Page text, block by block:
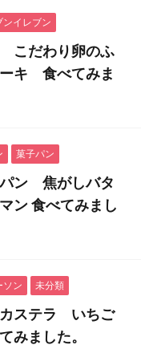
ンイレブン
こだわり卵のふ
キ 食べてみま
菓子パン
ン 焦がしバタ
ン 食べてみまし
ソン 未分類
ステラ いちご
みました。